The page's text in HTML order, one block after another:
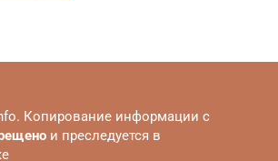
Копирование информации с
и преследуется в